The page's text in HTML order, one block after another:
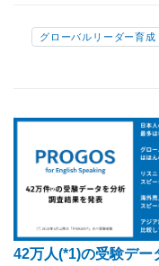
グローバルリーダー育成
42万人(*1)の受験デー